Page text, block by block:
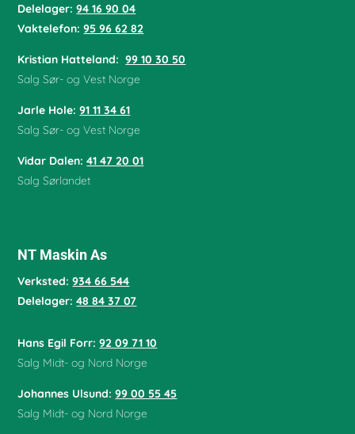
Delelager:94 16 90 04
Vaktelefon:95 96 62 82
Kristian Hatteland: 99 10 30 50
Salg Sør- og Vest Norge
Jarle Hole: 91 11 34 61
Salg Sør- og Vest Norge
Vidar Dalen: 41 47 20 01
Salg Sørlandet
NT Maskin As
Verksted:934 66 544
Delelager:48 84 37 07
Hans Egil Forr:92 09 71 10
Salg Midt- og Nord Norge
Johannes Ulsund:99 00 55 45
Salg Midt- og Nord Norge